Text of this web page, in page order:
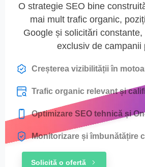
O strategie SEO bine
mai mult trafic organic,
Google și solicitări
exclusiv de campanii
Creșterea vizibilității în
Trafic organic relevant și
Optimizare SEO tehnică și
Monitorizare și îmbunătățire
Solicită o ofertă